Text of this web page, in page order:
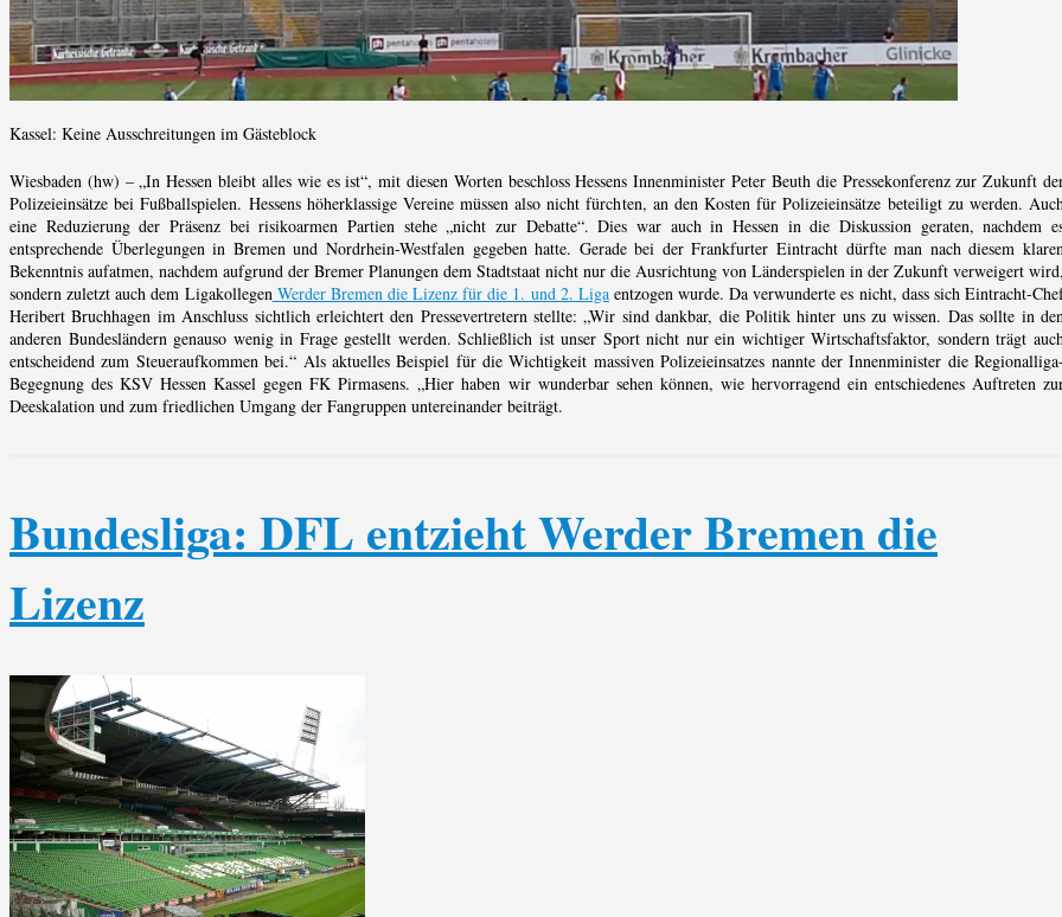
Kassel: Keine Ausschreitungen im Gästeblock
Wiesbaden (hw) – „In Hessen bleibt alles wie es ist“, mit diesen Worten beschloss Hessens Innenminister Peter Beuth die Pressekonferenz zur Zukunft
Polizeieinsätze bei Fußballspielen. Hessens höherklassige Vereine müssen also nicht fürchten, an den Kosten für Polizeieinsätze beteiligt zu werden. Auch
eine Reduzierung der Präsenz bei risikoarmen Partien stehe „nicht zur Debatte“. Dies war auch in Hessen in die Diskussion geraten, nachdem
entsprechende Überlegungen in Bremen und Nordrhein-Westfalen gegeben hatte. Gerade bei der Frankfurter Eintracht dürfte man nach diesem klaren
Bekenntnis aufatmen, nachdem aufgrund der Bremer Planungen dem Stadtstaat nicht nur die Ausrichtung von Länderspielen in der Zukunft verweigert wird,
sondern zuletzt auch dem Ligakollegen Werder Bremen die Lizenz für die 1. und 2. Ligaentzogen wurde. Da verwunderte es nicht, dass sich Eintracht-
Heribert Bruchhagen im Anschluss sichtlich erleichtert den Pressevertretern stellte: „Wir sind dankbar, die Politik hinter uns zu wissen. Das sollte in den
anderen Bundesländern genauso wenig in Frage gestellt werden. Schließlich ist unser Sport nicht nur ein wichtiger Wirtschaftsfaktor, sondern trägt auch
entscheidend zum Steueraufkommen bei.“ Als aktuelles Beispiel für die Wichtigkeit massiven Polizeieinsatzes nannte der Innenminister die Regionalliga-
Begegnung des KSV Hessen Kassel gegen FK Pirmasens. „Hier haben wir wunderbar sehen können, wie hervorragend ein entschiedenes Auftreten
Deeskalation und zum friedlichen Umgang der Fangruppen untereinander beiträgt.
Bundesliga: DFL entzieht Werder Bremen die
Lizenz